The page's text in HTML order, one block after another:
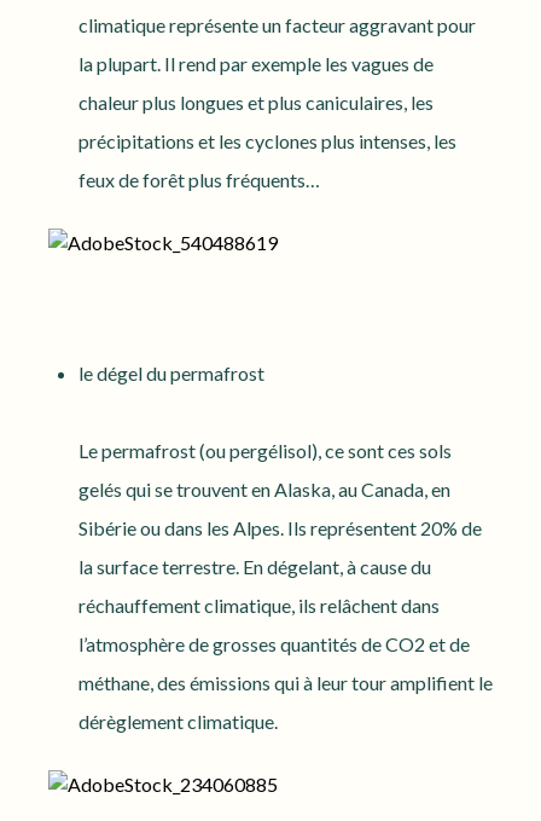
climatique représente un facteur aggravant pour
la plupart. Il rend par exemple les vagues de
chaleur plus longues et plus caniculaires, les
précipitations et les cyclones plus intenses, les
feux de forêt plus fréquents…
le dégel du permafrost
Le permafrost (ou pergélisol), ce sont ces sols
gelés qui se trouvent en Alaska, au Canada, en
Sibérie ou dans les Alpes. Ils représentent 20% de
la surface terrestre. En dégelant, à cause du
réchauffement climatique, ils relâchent dans
l’atmosphère de grosses quantités de CO2 et de
méthane, des émissions qui à leur tour amplifient le
dérèglement climatique.